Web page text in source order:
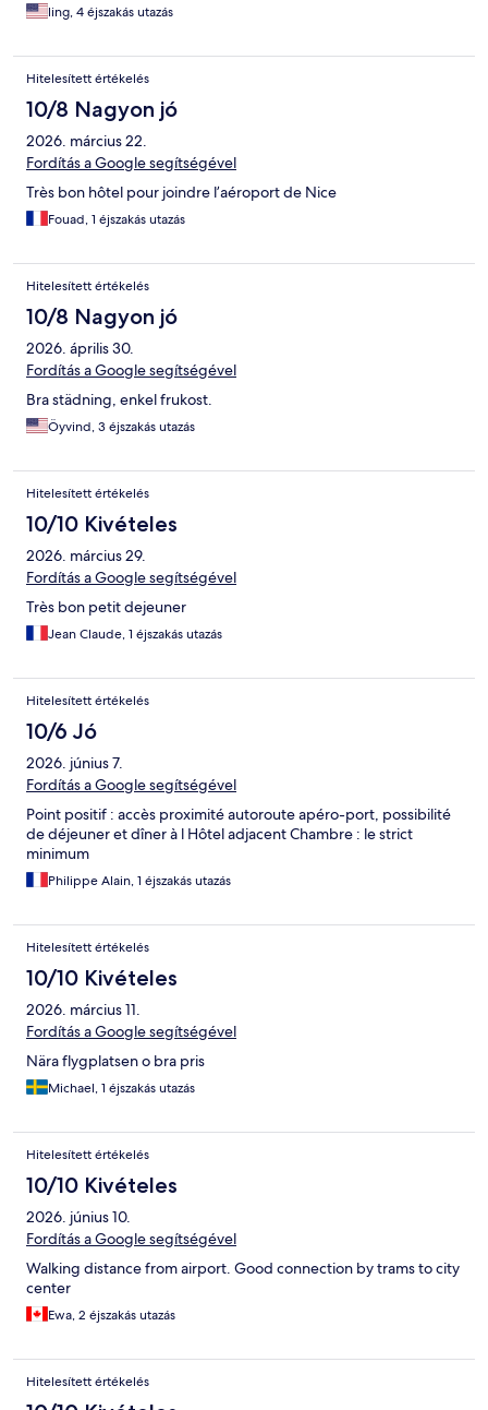
ling, 4 éjszakás utazás
Hitelesített értékelés
10/8 Nagyon jó
2026. március 22.
Fordítás a Google segítségével
Très bon hôtel pour joindre l’aéroport de Nice
Fouad, 1 éjszakás utazás
Hitelesített értékelés
10/8 Nagyon jó
2026. április 30.
Fordítás a Google segítségével
Bra städning, enkel frukost.
Öyvind, 3 éjszakás utazás
Hitelesített értékelés
10/10 Kivételes
2026. március 29.
Fordítás a Google segítségével
Très bon petit dejeuner
Jean Claude, 1 éjszakás utazás
Hitelesített értékelés
10/6 Jó
2026. június 7.
Fordítás a Google segítségével
Point positif : accès proximité autoroute apéro-port, possibilité
de déjeuner et dîner à l Hôtel adjacent Chambre : le strict
minimum
Philippe Alain, 1 éjszakás utazás
Hitelesített értékelés
10/10 Kivételes
2026. március 11.
Fordítás a Google segítségével
Nära flygplatsen o bra pris
Michael, 1 éjszakás utazás
Hitelesített értékelés
10/10 Kivételes
2026. június 10.
Fordítás a Google segítségével
Walking distance from airport. Good connection by trams to city
center
Ewa, 2 éjszakás utazás
Hitelesített értékelés